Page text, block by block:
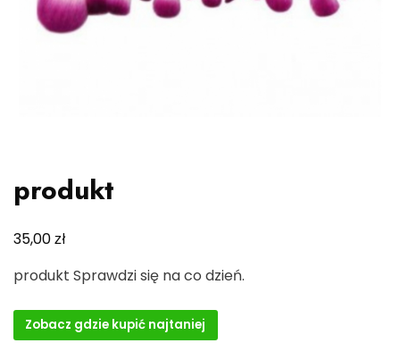
produkt
35,00zł
produkt Sprawdzi się na co dzień.
Zobacz gdzie kupić najtaniej